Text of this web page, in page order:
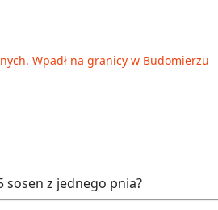
Wpadł na granicy w Budomierzu
sosen z jednego pnia?